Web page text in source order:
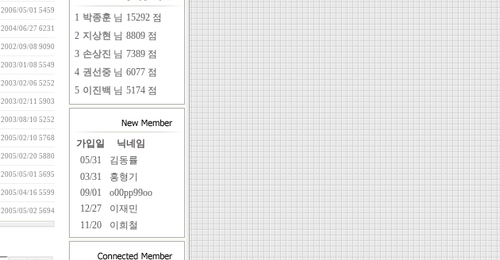
2006/05/01 5459
2004/06/27 6231
2002/09/08 9090
2003/01/08 5549
2003/02/06 5252
2003/02/11 5903
2003/08/10 5252
2005/02/10 5768
2005/02/20 5880
2005/05/01 5695
2005/04/16 5599
2005/05/02 5694
1 박종훈 님 15292 점
2 지상현 님 8809 점
3 손상진 님 7389 점
4 권선중 님 6077 점
5 이진백 님 5174 점
가입일
닉네임
05/31
김동률
03/31
홍형기
09/01
o00pp99oo
12/27
이재민
11/20
이희철